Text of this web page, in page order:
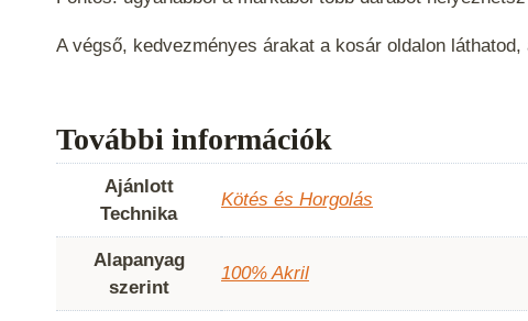
A végső, kedvezményes árakat a kosár oldalon
További információk
Ajánlott
Technika
Kötés és Horgolás
Alapanyag
szerint
100% Akril